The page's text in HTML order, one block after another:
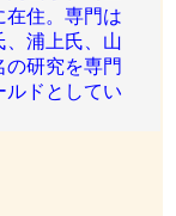
在住。専門は
、浦上氏、山
研究を専門
ルドとしてい